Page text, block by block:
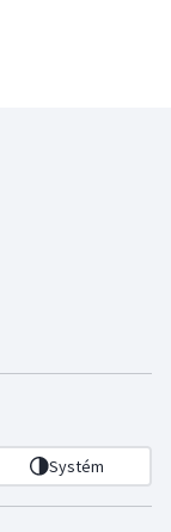
Systém